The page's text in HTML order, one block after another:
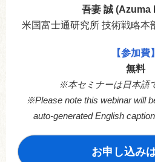
吾妻 誠 (Azuma
米国富士通研究所 技術戦略本
【参加費】
無料
※本セミナーは日本語
※Please note this webinar will
auto-generated English
お申し込み